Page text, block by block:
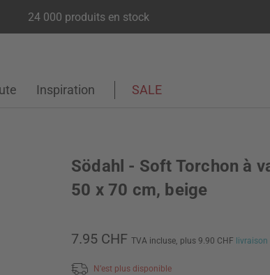
24 000 produits en stock
Inspiration SALE
Södahl - Soft Torchon à
50 x 70 cm, beige
7.95 CHF TVA incluse, plus 9.90 CHF livraison
N’est plus disponible